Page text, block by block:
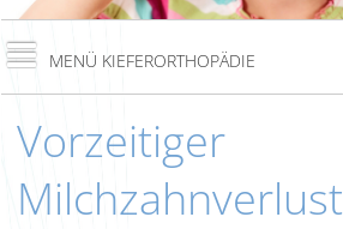
Vorzeitiger
Milchzahnverlust